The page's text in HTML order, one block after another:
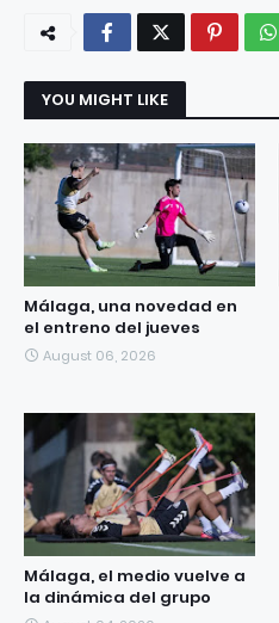
YOU MIGHT LIKE
Málaga, una novedad en
el entreno del jueves
August 06, 2026
Málaga, el medio vuelve a
la dinámica del grupo